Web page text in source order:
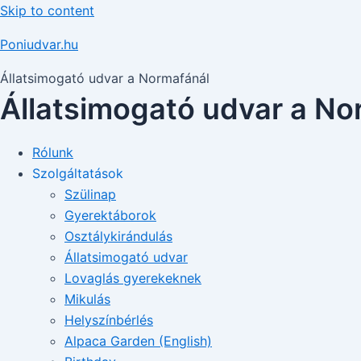
Skip to content
Poniudvar.hu
Állatsimogató udvar a Normafánál
Állatsimogató udvar a
Rólunk
Szolgáltatások
Szülinap
Gyerektáborok
Osztálykirándulás
Állatsimogató udvar
Lovaglás gyerekeknek
Mikulás
Helyszínbérlés
Alpaca Garden (English)